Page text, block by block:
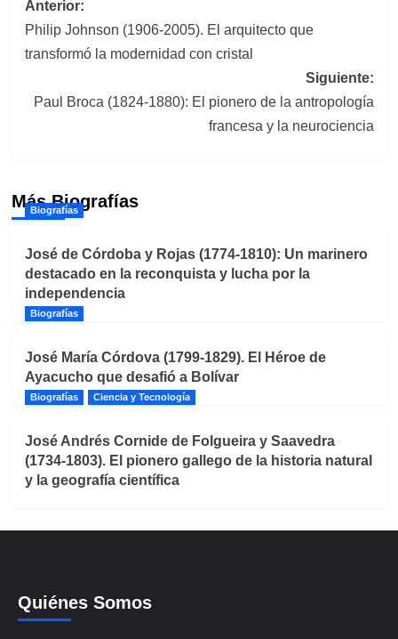
Navegación
de
Anterior:
Philip Johnson (1906-2005). El arquitecto que
transformó la modernidad con cristal
Siguiente:
Paul Broca (1824-1880): El pionero de la antropología
francesa y la neurociencia
Más Biografías
Biografías
José de Córdoba y Rojas (1774-1810): Un marinero
destacado en la reconquista y lucha por la
independencia
Biografías
José María Córdova (1799-1829). El Héroe de
Ayacucho que desafió a Bolívar
Biografías Ciencia y Tecnología
José Andrés Cornide de Folgueira y Saavedra
(1734-1803). El pionero gallego de la historia natural
y la geografía científica
Quiénes Somos